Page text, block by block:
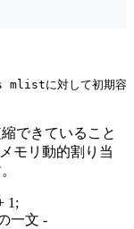
mlistに対して初期容
できていること
モリ動的割り当
1;
一文 -